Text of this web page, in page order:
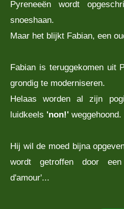
Pyreneeën wordt
snoeshaan.
Maar het blijkt Fabian, een
Fabian is teruggekomen uit
grondig te moderniseren.
Helaas worden al zijn
luidkeels 'non!' weggehoond.
Hij wil de moed bijna
wordt getroffen door een
d'amour'...